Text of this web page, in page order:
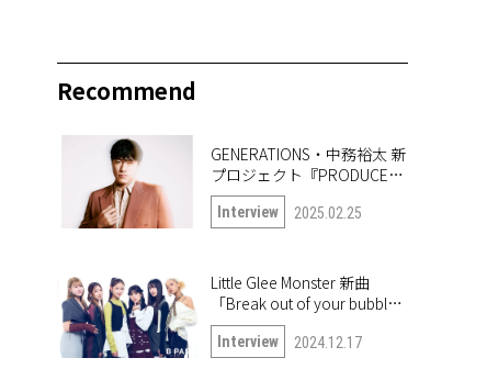
Recommend
GENERATIONS・中務裕太 新
プロジェクト『PRODUCE
6IX COLORS』の第一弾楽曲
「True or Doubt」について
Interview 2025.02.25
Little Glee Monster 新曲
「Break out of your bubble｣
インタビュー。未公開写真
も公開！
Interview 2024.12.17